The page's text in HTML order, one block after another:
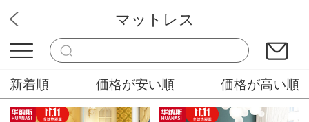
ソフィニー
マットレス
新着順 価格が安い順 価格が高い順